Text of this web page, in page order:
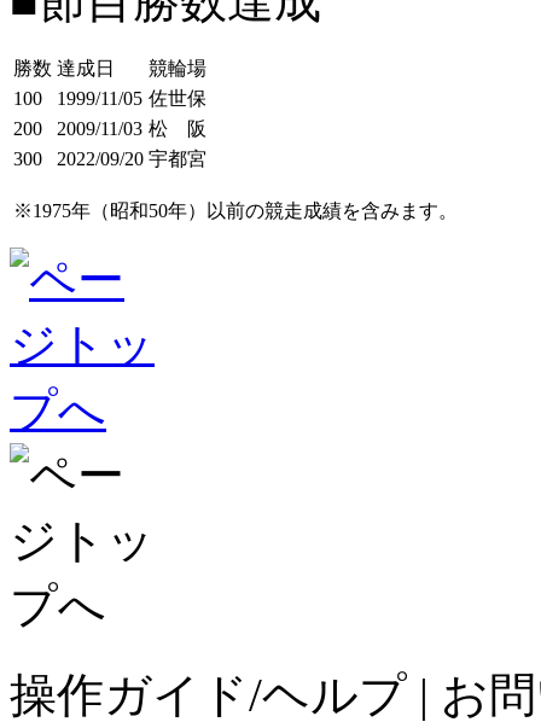
勝数 達成日
競輪場
100
1999/11/05 佐世保
200
2009/11/03 松 阪
300
2022/09/20 宇都宮
※1975年（昭和50年）以前の競走成績を含みます。
操作ガイド/ヘルプ | お